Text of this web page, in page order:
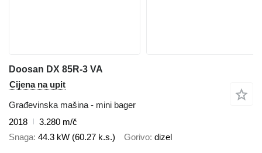
Doosan DX 85R-3 VA
Cijena na upit
Građevinska mašina - mini bager
2018
3.280 m/č
Snaga 44.3 kW (60.27 k.s.) Gorivo dizel